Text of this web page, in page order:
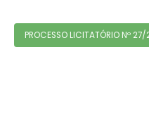
PROCESSO LICITATÓRIO Nº 27/